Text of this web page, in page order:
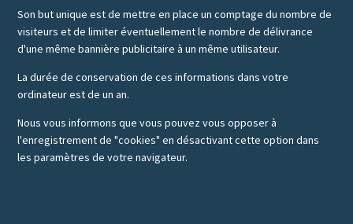
Son but unique est de mettre en place un comptage du nombre de
visiteurs et de limiter éventuellement le nombre de délivrance
d'une même bannière publicitaire à un même utilisateur.
La durée de conservation de ces informations dans votre
ordinateur est de un an.
Nous vous informons que vous pouvez vous opposer à
l'enregistrement de "cookies" en désactivant cette option dans
les paramètres de votre navigateur.